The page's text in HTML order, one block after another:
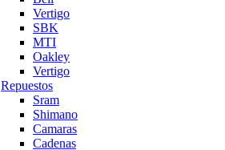
Vertigo
SBK
MTI
Oakley
Vertigo
Repuestos
Sram
Shimano
Camaras
Cadenas